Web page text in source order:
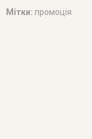
Мітки: промоція